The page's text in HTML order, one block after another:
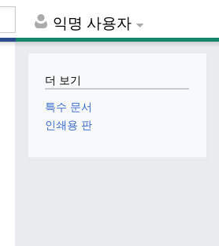
익명 사용자
더 보기
특수 문서
인쇄용 판